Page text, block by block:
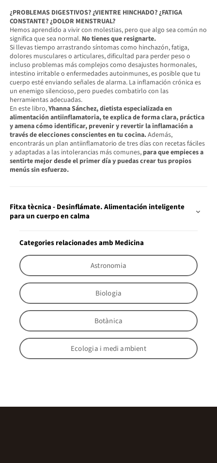
¿PROBLEMAS DIGESTIVOS? ¿VIENTRE HINCHADO? ¿FATIGA
CONSTANTE? ¿DOLOR MENSTRUAL?
Hemos aprendido a vivir con molestias, pero que algo sea común no
significa que sea normal. No tienes que resignarte.
Si llevas tiempo arrastrando síntomas como hinchazón, fatiga,
dolores musculares o articulares, dificultad para perder peso o
incluso problemas más complejos como desajustes hormonales,
intestino irritable o enfermedades autoinmunes, es posible que tu
cuerpo esté enviando señales de alarma. La inflamación crónica es
un enemigo silencioso, pero puedes combatirlo con las
herramientas adecuadas.
En este libro,Yhanna Sánchez, dietista especializada en
alimentación antiinflamatoria, te explica de forma clara, práctica
y amena cómo identificar, prevenir y revertir la inflamación a
través de elecciones conscientes en tu cocina.Además,
encontrarás un plan antiinflamatorio de tres días con recetas fáciles
y adaptadas a las intolerancias más comunes, para que empieces a
sentirte mejor desde el primer día y puedas crear tus propios
menús sin esfuerzo.
Fitxa tècnica - Desinflámate. Alimentación inteligente
para un cuerpo en calma
Categories relacionades amb Medicina
Astronomia
Biologia
Botànica
Ecologia i medi ambient